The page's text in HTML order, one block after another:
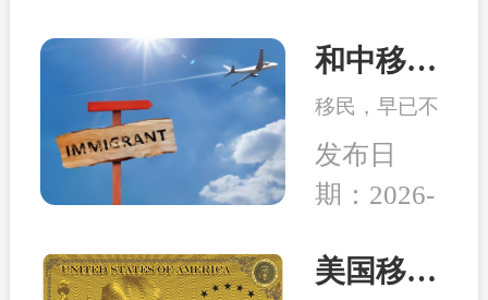
英、使领馆代
表及移民局长
在搭建一
个“交流、合
赢”的国际化
平台。
性价比、宽松
良好的子女教
育、亲民的生
活成本、明确
的入籍路径
和中移民：2026年最适合办理移民身份的6个国家
移民，早已不
是 “我想去
哪”，而是：
这个身份能不
未来可能会面
发布日
期：2026-
美国移民最新消息：特朗普百万金卡项目被起诉！